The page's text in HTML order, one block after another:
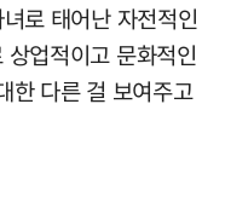
로 태어난 자전적인
업적이고 문화적인
한 다른 걸 보여주고